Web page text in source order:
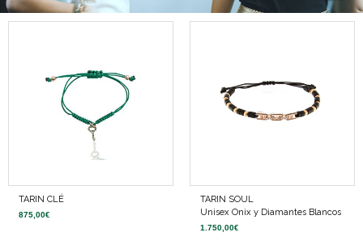
TARIN CLÉ
875,00€
TARIN SOUL
Unisex Onix y Diamantes Blancos
1.750,00€